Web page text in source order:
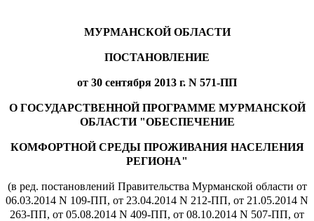
МУРМАНСКОЙ ОБЛАСТИ
ПОСТАНОВЛЕНИЕ
от 30 сентября 2013 г. N 571-ПП
О ГОСУДАРСТВЕННОЙ ПРОГРАММЕ МУРМАНСКОЙ
ОБЛАСТИ "ОБЕСПЕЧЕНИЕ
КОМФОРТНОЙ СРЕДЫ ПРОЖИВАНИЯ НАСЕЛЕНИЯ
РЕГИОНА"
(в ред. постановлений Правительства Мурманской области от
06.03.2014 N 109-ПП, от 23.04.2014 N 212-ПП, от 21.05.2014 N
263-ПП, от 05.08.2014 N 409-ПП, от 08.10.2014 N 507-ПП, от